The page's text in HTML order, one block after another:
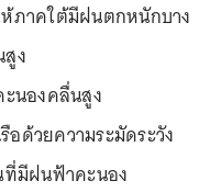
ภาคใต้มีฝนตกหนักบาง
ง
นองคลื่นสูง
อด้วยความระมัดระวัง
ที่มีฝนฟ้าคะนอง